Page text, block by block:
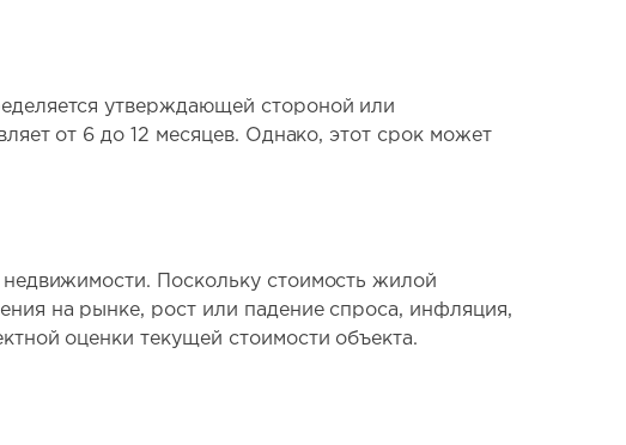
утверждающей стороной или
от 6 до 12 месяцев. Однако, этот срок может
Поскольку стоимость жилой
на рынке, рост или падение спроса, инфляция,
оценки текущей стоимости объекта.